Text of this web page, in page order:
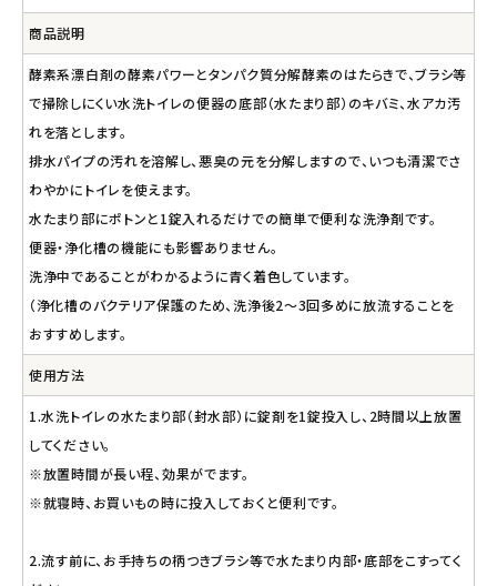
商品説明
酵素系漂白剤の酵素パワーとタンパク質分解酵素のはたらきで、ブラシ等
で掃除しにくい水洗トイレの便器の底部（水たまり部）のキバミ、水アカ汚
れを落とします。
排水パイプの汚れを溶解し、悪臭の元を分解しますので、いつも清潔でさ
わやかにトイレを使えます。
水たまり部にポトンと1錠入れるだけでの簡単で便利な洗浄剤です。
便器・浄化槽の機能にも影響ありません。
洗浄中であることがわかるように青く着色しています。
（浄化槽のバクテリア保護のため、洗浄後2～3回多めに放流することを
おすすめします。
使用方法
1.水洗トイレの水たまり部（封水部）に錠剤を1錠投入し、2時間以上放置
してください。
※放置時間が長い程、効果がでます。
※就寝時、お買いもの時に投入しておくと便利です。
2.流す前に、お手持ちの柄つきブラシ等で水たまり内部・底部をこすってく